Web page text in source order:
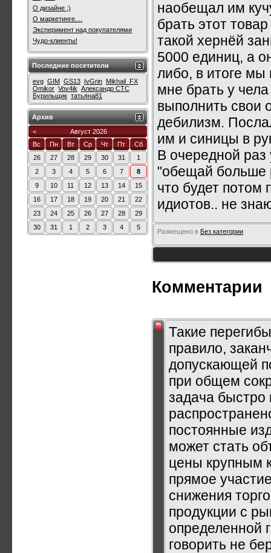
наобещал им
брать этот
такой хернёй
5000 единиц, а
либо, в итоге
мне брать у
выполнить свои
дебилизм.
им и синицы в
В очередной
"обещай больше
что будет потом
идиотов.. не
Размещено в Без категории
Комментарии
Такие
правило,
допускающей
при общем
задача быстро
постоянные
может стать
цены крупным
прямое
снижения
продукции с
определенной
говорить не
О дизайне ;)
О маркетинге....
Эксперимент над покупателями
Чудо-клиенты!
Последние посетители
evg GIM GS13 IvGrin Mikhail_FX
Omikor Vov4ik Александр СТС
Бурильщик татьяна81
Архив
<
Август 2026
Вс
Пн Вт Ср Чт Пт
Сб
26
27 28 29 30 31
1
2
3 4 5 6 7
8
9
10 11 12 13 14
15
16
17 18 19 20 21
22
23
24 25 26 27 28
29
30
31 1 2 3 4 5